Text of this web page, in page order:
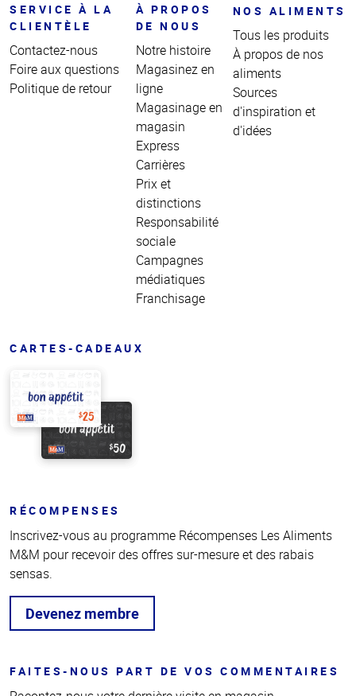
SERVICE À LA
CLIENTÈLE
Contactez-nous
Foire aux questions
Politique de retour
À PROPOS
DE NOUS
Notre histoire
Magasinez en
ligne
Magasinage en
magasin
Express
Carrières
Prix et
distinctions
Responsabilité
sociale
Campagnes
médiatiques
Franchisage
NOS ALIMENTS
Tous les produits
À propos de nos
aliments
Sources
d'inspiration et
d'idées
CARTES-CADEAUX
RÉCOMPENSES
Inscrivez-vous au programme Récompenses Les Aliments
M&M pour recevoir des offres sur-mesure et des rabais
sensas.
Devenez membre
FAITES-NOUS PART DE VOS COMMENTAIRES